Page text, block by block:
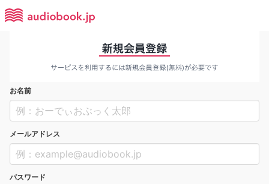
お名前
メールアドレス
パスワード